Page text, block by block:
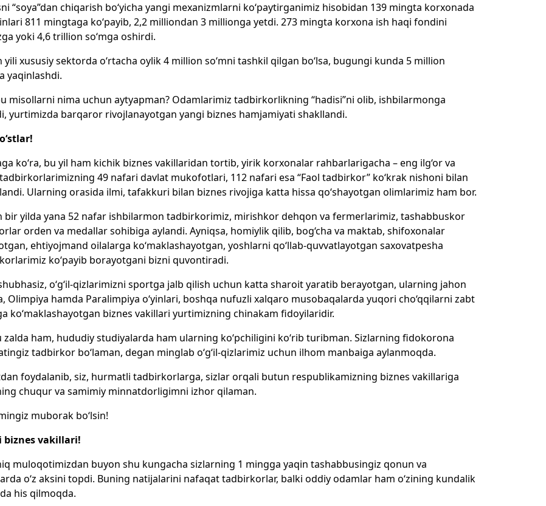
“soya”dan chiqarish bo‘yicha yangi mexanizmlarni ko‘paytirganimiz hisobidan 139 mingta korxonada
811 mingtaga ko‘payib, 2,2 milliondan 3 millionga yetdi. 273 mingta korxona ish haqi fondini
yoki 4,6 trillion so‘mga oshirdi.
yili xususiy sektorda o‘rtacha oylik 4 million so‘mni tashkil qilgan bo‘lsa, bugungi kunda 5 million
yaqinlashdi.
misollarni nima uchun aytyapman? Odamlarimiz tadbirkorlikning “hadisi”ni olib, ishbilarmonga
yurtimizda barqaror rivojlanayotgan yangi biznes hamjamiyati shakllandi.
ko‘ra, bu yil ham kichik biznes vakillaridan tortib, yirik korxonalar rahbarlarigacha – eng ilg‘or va
49 nafari davlat mukofotlari, 112 nafari esa “Faol tadbirkor” ko‘krak nishoni bilan
Ularning orasida ilmi, tafakkuri bilan biznes rivojiga katta hissa qo‘shayotgan olimlarimiz ham bor.
bir yilda yana 52 nafar ishbilarmon tadbirkorimiz, mirishkor dehqon va fermerlarimiz, tashabbuskor
orden va medallar sohibiga aylandi. Ayniqsa, homiylik qilib, bog‘cha va maktab, shifoxonalar
ehtiyojmand oilalarga ko‘maklashayotgan, yoshlarni qo‘llab-quvvatlayotgan saxovatpesha
ko‘payib borayotgani bizni quvontiradi.
o‘g‘il-qizlarimizni sportga jalb qilish uchun katta sharoit yaratib berayotgan, ularning jahon
Olimpiya hamda Paralimpiya o‘yinlari, boshqa nufuzli xalqaro musobaqalarda yuqori cho‘qqilarni zabt
ko‘maklashayotgan biznes vakillari yurtimizning chinakam fidoyilaridir.
zalda ham, hududiy studiyalarda ham ularning ko‘pchiligini ko‘rib turibman. Sizlarning fidokorona
tadbirkor bo‘laman, degan minglab o‘g‘il-qizlarimiz uchun ilhom manbaiga aylanmoqda.
foydalanib, siz, hurmatli tadbirkorlarga, sizlar orqali butun respublikamizning biznes vakillariga
chuqur va samimiy minnatdorligimni izhor qilaman.
muborak bo‘lsin!
biznes vakillari!
muloqotimizdan buyon shu kungacha sizlarning 1 mingga yaqin tashabbusingiz qonun va
o‘z aksini topdi. Buning natijalarini nafaqat tadbirkorlar, balki oddiy odamlar ham o‘zining kundalik
his qilmoqda.